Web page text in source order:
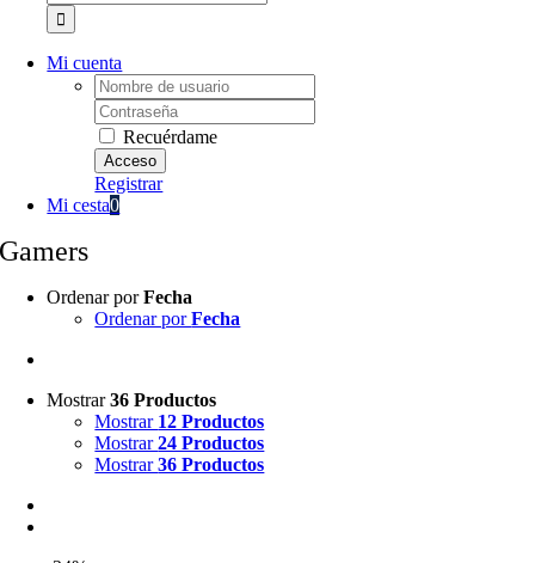
Mi cuenta
Username:
Password:
Recuérdame
Registrar
Mi cesta0
Gamers
Ordenar porFecha
Ordenar porFecha
Mostrar36 Productos
Mostrar 12 Productos
Mostrar24 Productos
Mostrar36 Productos